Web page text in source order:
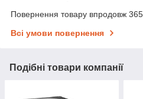
Повернення товару впродовж
Всі умови повернення
Подібні товари компанії